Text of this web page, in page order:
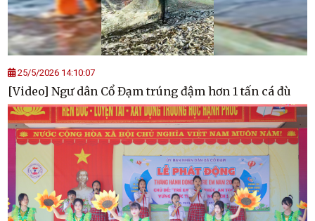
25/5/2026 14:10:07
[Video] Ngư dân Cổ Đạm trúng đậm hơn 1 tấn cá đù